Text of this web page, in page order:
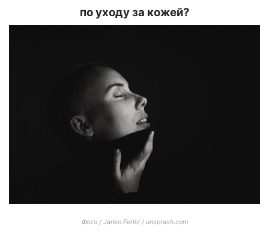
по уходу за кожей?
Фото / Janko Ferlic / unsplash.com